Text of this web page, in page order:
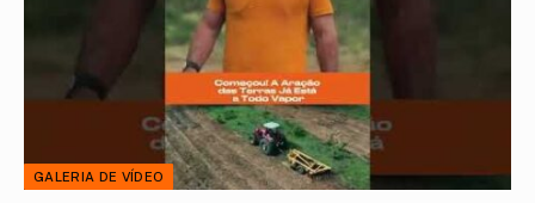
GALERIA DE VÍDEO